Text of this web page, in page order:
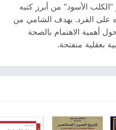
الأسود” من أبرز كتبه
على الفرد. يهدف الشامي من
أهمية الاهتمام بالصحة
بعقلية منفتحة.